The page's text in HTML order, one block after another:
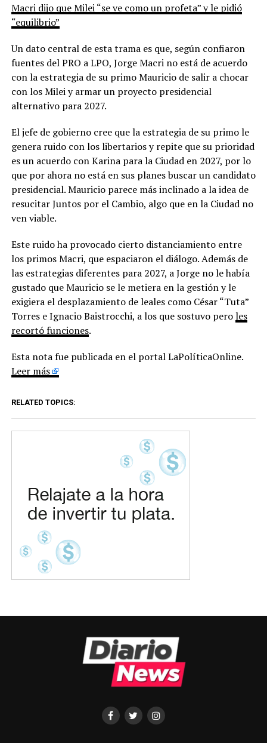
Macri dijo que Milei “se ve como un profeta” y le pidió
“equilibrio”
Un dato central de esta trama es que, según confiaron
fuentes del PRO a LPO, Jorge Macri no está de acuerdo
con la estrategia de su primo Mauricio de salir a chocar
con los Milei y armar un proyecto presidencial
alternativo para 2027.
El jefe de gobierno cree que la estrategia de su primo le
genera ruido con los libertarios y repite que su prioridad
es un acuerdo con Karina para la Ciudad en 2027, por lo
que por ahora no está en sus planes buscar un candidato
presidencial. Mauricio parece más inclinado a la idea de
resucitar Juntos por el Cambio, algo que en la Ciudad no
ven viable.
Este ruido ha provocado cierto distanciamiento entre
los primos Macri, que espaciaron el diálogo. Además de
las estrategias diferentes para 2027, a Jorge no le había
gustado que Mauricio se le metiera en la gestión y le
exigiera el desplazamiento de leales como César “Tuta”
Torres e Ignacio Baistrocchi, a los que sostuvo peroles
recortó funciones.
Esta nota fue publicada en el portal LaPolíticaOnline.
Leer más
RELATED TOPICS: